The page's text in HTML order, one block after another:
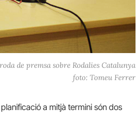
de premsa sobre Rodalies Catalunya
foto: Tomeu Ferrer
a mitjà termini són dos